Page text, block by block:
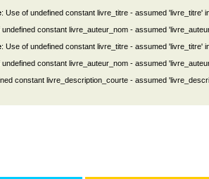
: Use of undefined constant livre_titre - assumed 'livre_titre'
undefined constant livre_auteur_nom - assumed
: Use of undefined constant livre_titre - assumed 'livre_titre'
undefined constant livre_auteur_nom - assumed
constant livre_description_courte - assumed